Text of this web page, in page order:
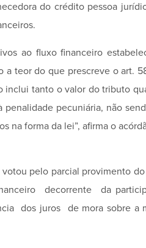
do crédito pessoa
ao fluxo financeiro
a teor do que prescreve o art.
inclui tanto o valor do tributo
pecuniária, não
na forma da lei”, afirma o
pelo parcial provimento
decorrente da
dos juros de mora sobre a